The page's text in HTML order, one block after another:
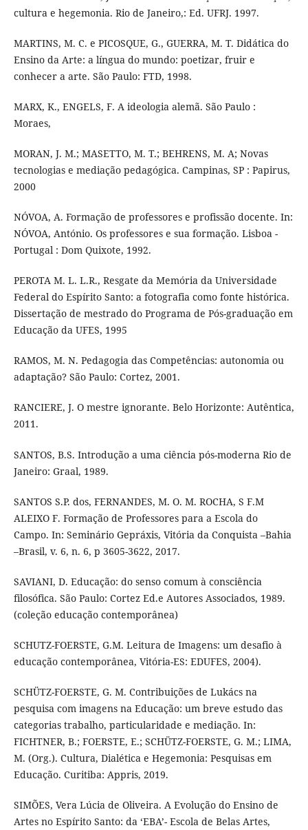
cultura e hegemonia. Rio de Janeiro,: Ed. UFRJ. 1997.
MARTINS, M. C. e PICOSQUE, G., GUERRA, M. T. Didática do
Ensino da Arte: a língua do mundo: poetizar, fruir e
conhecer a arte. São Paulo: FTD, 1998.
MARX, K., ENGELS, F. A ideologia alemã. São Paulo :
Moraes,
MORAN, J. M.; MASETTO, M. T.; BEHRENS, M. A; Novas
tecnologias e mediação pedagógica. Campinas, SP : Papirus,
2000
NÓVOA, A. Formação de professores e profissão docente. In:
NÓVOA, António. Os professores e sua formação. Lisboa -
Portugal : Dom Quixote, 1992.
PEROTA M. L. L.R., Resgate da Memória da Universidade
Federal do Espírito Santo: a fotografia como fonte histórica.
Dissertação de mestrado do Programa de Pós-graduação em
Educação da UFES, 1995
RAMOS, M. N. Pedagogia das Competências: autonomia ou
adaptação? São Paulo: Cortez, 2001.
RANCIERE, J. O mestre ignorante. Belo Horizonte: Autêntica,
2011.
SANTOS, B.S. Introdução a uma ciência pós-moderna Rio de
Janeiro: Graal, 1989.
SANTOS S.P. dos, FERNANDES, M. O. M. ROCHA, S F.M
ALEIXO F. Formação de Professores para a Escola do
Campo. In: Seminário Gepráxis, Vitória da Conquista –Bahia
–Brasil, v. 6, n. 6, p 3605-3622, 2017.
SAVIANI, D. Educação: do senso comum à consciência
filosófica. São Paulo: Cortez Ed.e Autores Associados, 1989.
(coleção educação contemporânea)
SCHUTZ-FOERSTE, G.M. Leitura de Imagens: um desafio à
educação contemporânea, Vitória-ES: EDUFES, 2004).
SCHÜTZ-FOERSTE, G. M. Contribuições de Lukács na
pesquisa com imagens na Educação: um breve estudo das
categorias trabalho, particularidade e mediação. In:
FICHTNER, B.; FOERSTE, E.; SCHÜTZ-FOERSTE, G. M.; LIMA,
M. (Org.). Cultura, Dialética e Hegemonia: Pesquisas em
Educação. Curitiba: Appris, 2019.
SIMÕES, Vera Lúcia de Oliveira. A Evolução do Ensino de
Artes no Espírito Santo: da ‘EBA’- Escola de Belas Artes,